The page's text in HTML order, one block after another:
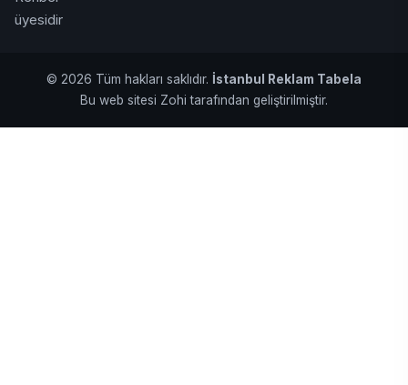
© 2026 Tüm hakları saklıdır. İstanbul Reklam Tabela
Bu web sitesi Zohi tarafından geliştirilmiştir.